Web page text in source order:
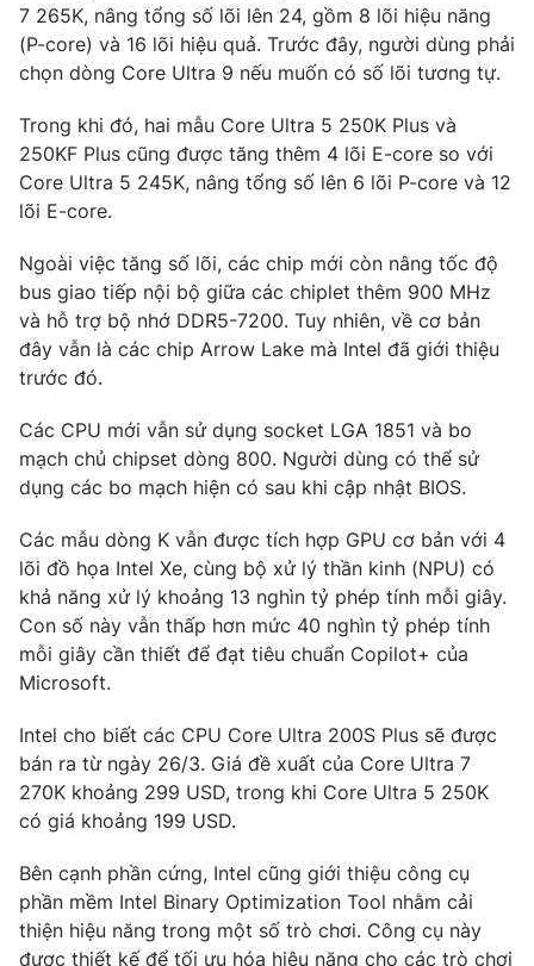
Video Shorts video
VTV Money VTV Thể thao
VTV Sức khoẻ Bất động sản
Thị trường 24h
VTV4 Vươn mình bằng AI
VTV9 VTV8
Liên hệ tòa soạn English
THỜI BÁO VTV
Theo dõi báo trên
Cơ quan chủ quản:Đài Truyền hình Việt Nam
Cơ quan báo chí: Thời báo VTV
Giấy phép hoạt động báo in và báo điện tử số 483/GP-BTTTT
cấp ngày 29/12/2023
Phó Tổng Biên tập:
Nguyễn Thị Mỹ Hạnh, Phạm Quốc Thắng,
Nguyễn Trọng Ninh
Tổng đài VTV: 024.38 355 931 - 024.38 355 932
7 265K, nâng tổng số lõi lên 24, gồm 8 lõi hiệu năng
(P-core) và 16 lõi hiệu quả. Trước đây, người dùng phải
chọn dòng Core Ultra 9 nếu muốn có số lõi tương tự.
Trong khi đó, hai mẫu Core Ultra 5 250K Plus và
250KF Plus cũng được tăng thêm 4 lõi E-core so với
Core Ultra 5 245K, nâng tổng số lên 6 lõi P-core và 12
lõi E-core.
Ngoài việc tăng số lõi, các chip mới còn nâng tốc độ
bus giao tiếp nội bộ giữa các chiplet thêm 900 MHz
và hỗ trợ bộ nhớ DDR5-7200. Tuy nhiên, về cơ bản
đây vẫn là các chip Arrow Lake mà Intel đã giới thiệu
trước đó.
Các CPU mới vẫn sử dụng socket LGA 1851 và bo
mạch chủ chipset dòng 800. Người dùng có thể sử
dụng các bo mạch hiện có sau khi cập nhật BIOS.
Các mẫu dòng K vẫn được tích hợp GPU cơ bản với 4
lõi đồ họa Intel Xe, cùng bộ xử lý thần kinh (NPU) có
khả năng xử lý khoảng 13 nghìn tỷ phép tính mỗi giây.
Con số này vẫn thấp hơn mức 40 nghìn tỷ phép tính
mỗi giây cần thiết để đạt tiêu chuẩn Copilot+ của
Microsoft.
Intel cho biết các CPU Core Ultra 200S Plus sẽ được
bán ra từ ngày 26/3. Giá đề xuất của Core Ultra 7
270K khoảng 299 USD, trong khi Core Ultra 5 250K
có giá khoảng 199 USD.
Bên cạnh phần cứng, Intel cũng giới thiệu công cụ
phần mềm Intel Binary Optimization Tool nhằm cải
thiện hiệu năng trong một số trò chơi. Công cụ này
được thiết kế để tối ưu hóa hiệu năng cho các trò chơi